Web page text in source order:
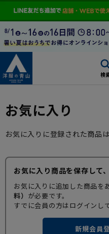
検
お気に入り
お気に入りに登録された商品
お気に入り商品を保存して
お気に入りに追加した商品を
料） が必要です。
すでに会員の方はログインし
新規会員